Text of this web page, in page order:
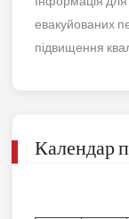
евакуйованих
підвищення
Календар